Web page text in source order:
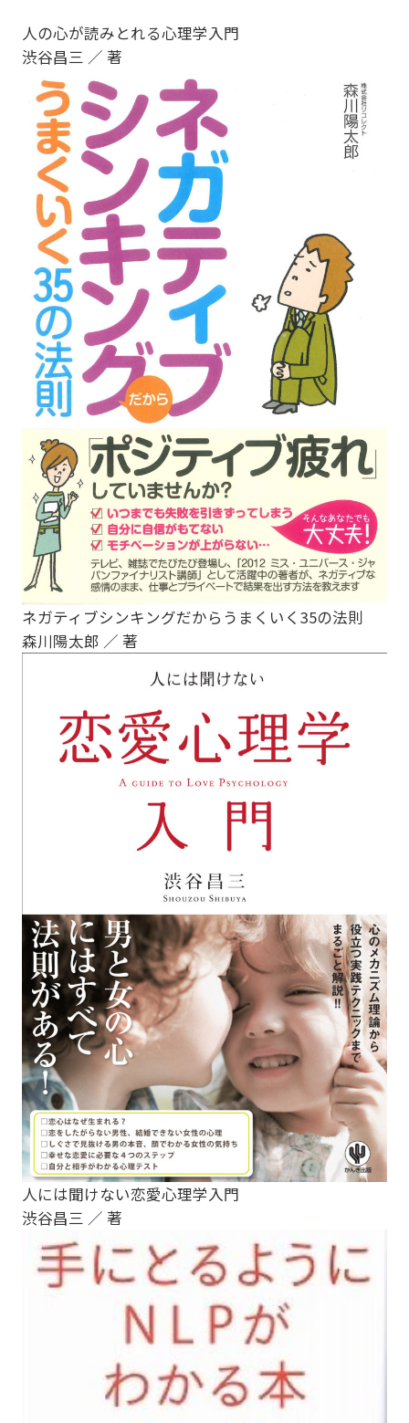
人の心が読みとれる心理学入門
渋谷昌三 ／ 著
ネガティブシンキングだからうまくいく35の法則
森川陽太郎 ／ 著
人には聞けない恋愛心理学入門
渋谷昌三 ／ 著